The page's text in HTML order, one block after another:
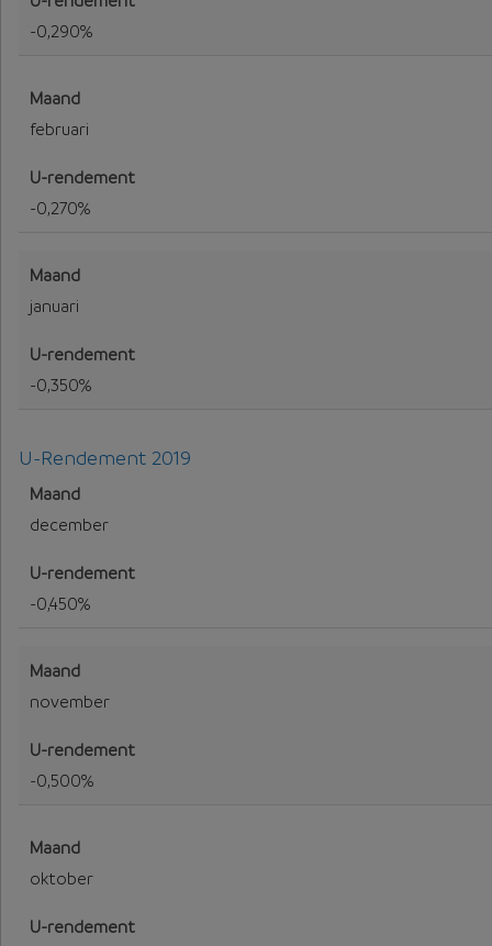
-0,290%
februari
-0,270%
januari
-0,350%
U-Rendement 2019
U-Rendement voor 2019
december
-0,450%
november
-0,500%
oktober